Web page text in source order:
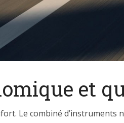
et
Le combiné d’instruments